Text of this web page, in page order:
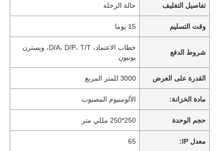
تفاصيل التغليف حالة الرحلة
وقت التسليم 15 يوما
شروط الدفع
خطاب الاعتماد، D/A، D/P، T/T، ويسترن
يونيون
القدرة على العرض 3000 للمتر المربع
مادة الخزانة: الألومنيوم المصبوب
حجم الوحدة 250*250 مللي متر
معدل IP: 65